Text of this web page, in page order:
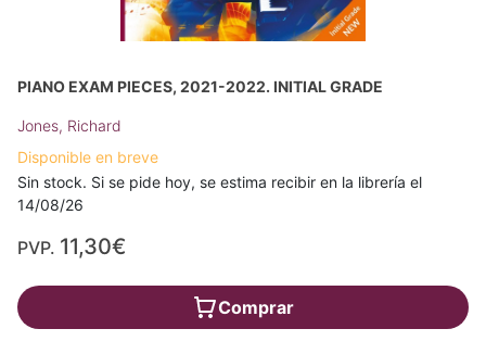
PIANO EXAM PIECES, 2021-2022. INITIAL GRADE
Jones, Richard
Disponible en breve
Sin stock. Si se pide hoy, se estima recibir en la librería el
14/08/26
PVP. 11,30€
Comprar